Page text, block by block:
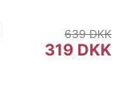
319 DKK
639 DKK